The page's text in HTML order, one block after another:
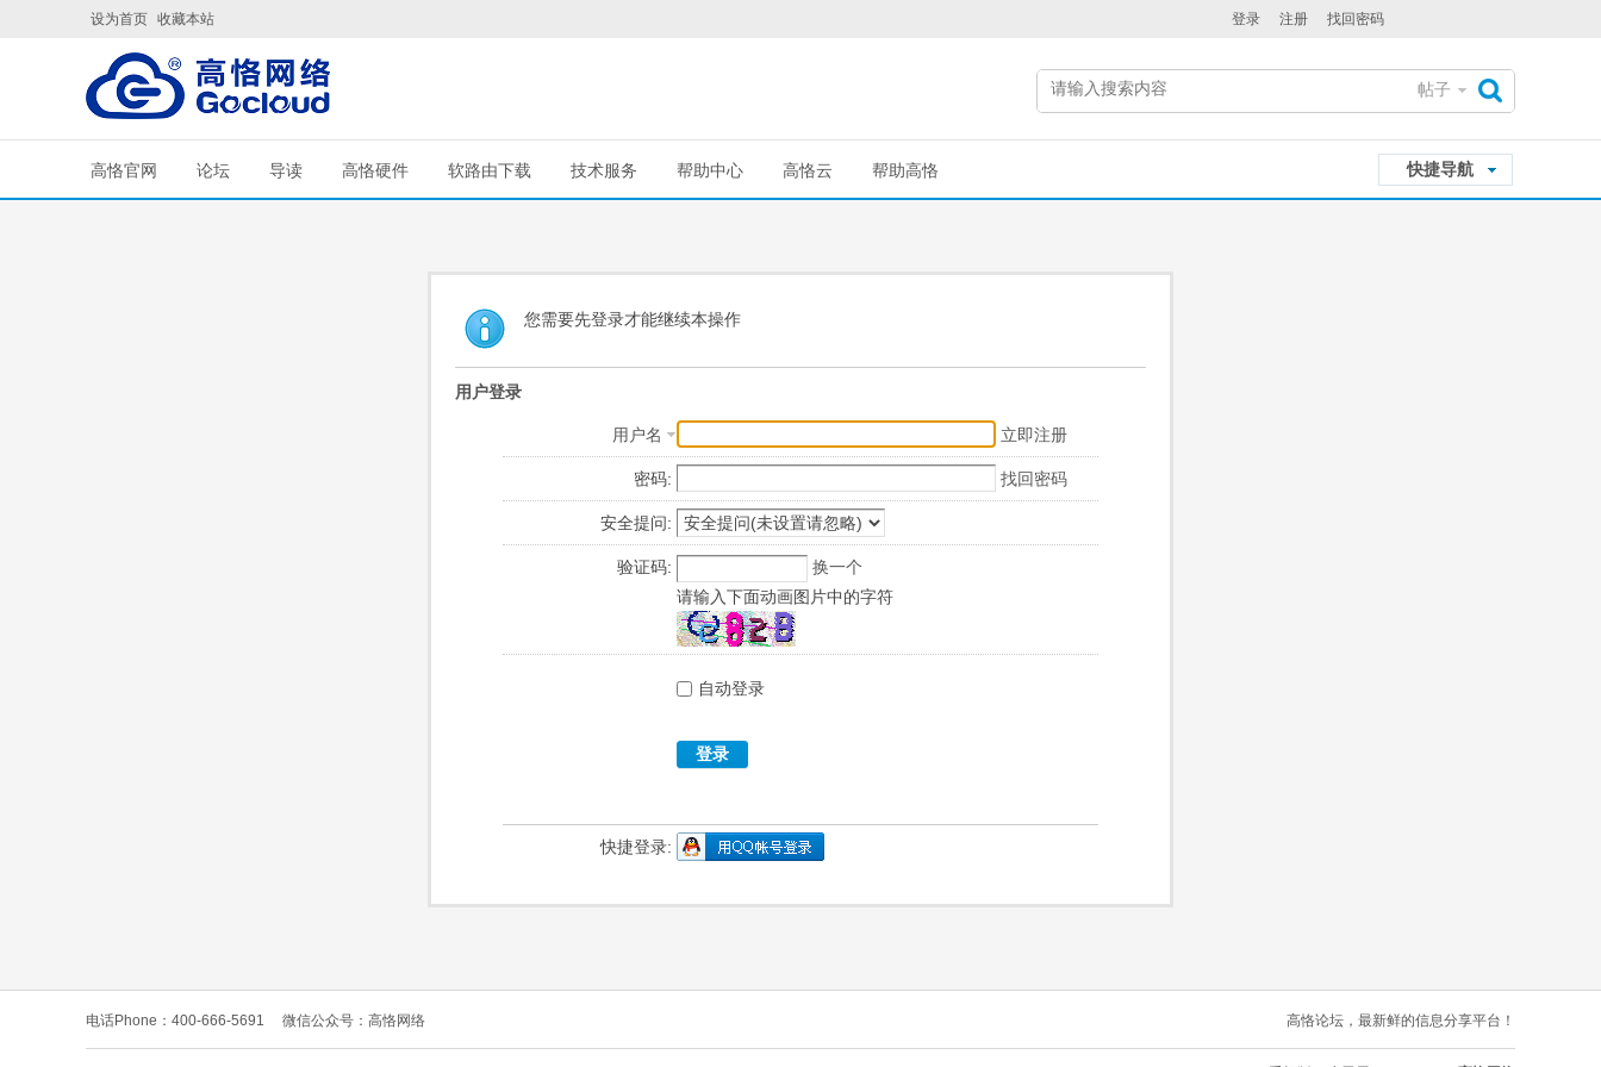
设为首页 收藏本站 登录 注册 找回密码
帖子
快捷导航
高恪官网 论坛 导读 高恪硬件 软路由下载 技术服务 帮助中心 高恪云 帮助高恪
您需要先登录才能继续本操作
用户登录
用户名 立即注册
密码: 找回密码
安全提问:
验证码:
换一个
请输入下面动画图片中的字符
自动登录
登录
快捷登录:
电话Phone：400-666-5691 微信公众号：高恪网络 高恪论坛，最新鲜的信息分享平台！